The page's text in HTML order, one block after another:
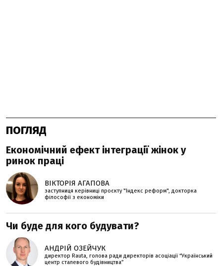
ПОГЛЯД
Економічний ефект інтеграції жінок у
ринок праці
ВІКТОРІЯ АГАПОВА
заступниця керівниці проєкту "Індекс реформ", докторка
філософії з економіки
Чи буде для кого будувати?
АНДРІЙ ОЗЕЙЧУК
директор Rauta, голова ради директорів асоціації “Український
центр сталевого будівництва”